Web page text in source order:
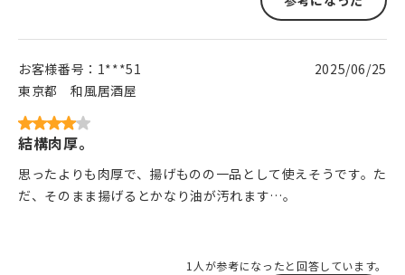
お客様番号： 1***51
東京都
和風居酒屋
2025/06/25
結構肉厚。
思ったよりも肉厚で、揚げものの一品として使えそうです。た
だ、そのまま揚げるとかなり油が汚れます…。
1人が参考になったと回答しています。